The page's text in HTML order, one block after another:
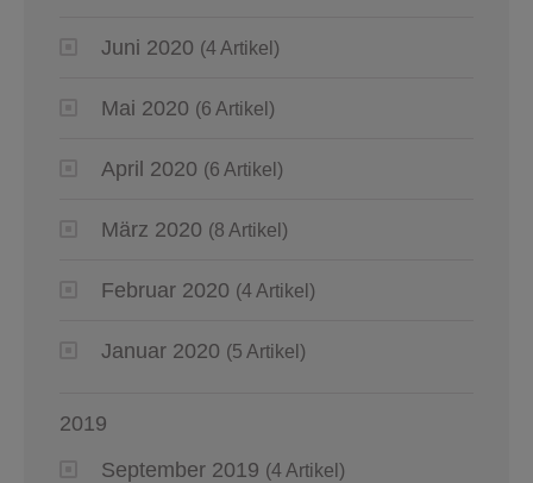
Juni 2020 (4 Artikel)
Mai 2020 (6 Artikel)
April 2020 (6 Artikel)
März 2020 (8 Artikel)
Februar 2020 (4 Artikel)
Januar 2020 (5 Artikel)
2019
September 2019 (4 Artikel)